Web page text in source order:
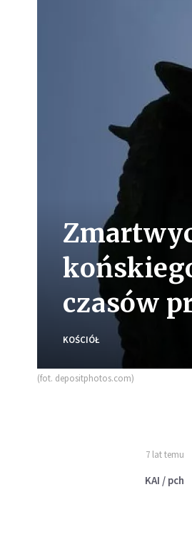
czasów
KOŚCIÓŁ
(fot. depositphotos.com)
7 lat temu
KAI / pch